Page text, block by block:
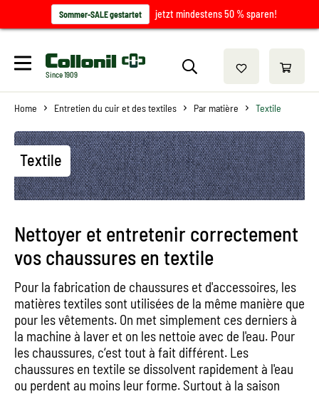
Sommer-SALE gestartet jetzt mindestens 50 % sparen!
Since 1909
Home Entretien du cuir et des textiles Par matière Textile
Textile
Nettoyer et entretenir correctement
vos chaussures en textile
Pour la fabrication de chaussures et d'accessoires, les
matières textiles sont utilisées de la même manière que
pour les vêtements. On met simplement ces derniers à
la machine à laver et on les nettoie avec de l'eau. Pour
les chaussures, c‘est tout à fait différent. Les
chaussures en textile se dissolvent rapidement à l'eau
ou perdent au moins leur forme. Surtout à la saison